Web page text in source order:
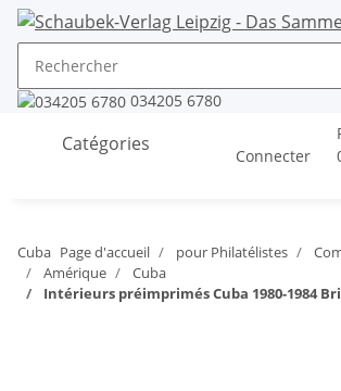
034205 6780
Catégories
Connecter
Cuba Page d'accueil pour Philatélistes
Amérique
Cuba
Intérieurs préimprimés Cuba 1980-1984